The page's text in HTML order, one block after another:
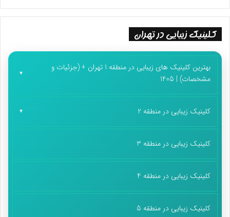
کلینیک زیبایی در تهران
بهترین کلینیک های زیبایی در منطقه 1 تهران + (جزئیات و
مشخصات) | 1405
کلینیک زیبایی در منطقه 2
کلینیک زیبایی در منطقه 3
کلینیک زیبایی در منطقه 4
کلینیک زیبایی در منطقه 5